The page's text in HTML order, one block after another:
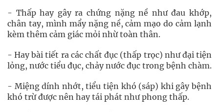
- Thấp hay gây ra chứng nặng nề như đau khớp,
chân tay, mình mẩy nặng nề, cảm mạo do cảm lạnh
kèm thêm cảm giác mỏi nhừ toàn thân.
- Hay bài tiết ra các chất đục (thấp trọc) như đại tiện
lỏng, nước tiểu đục, chảy nước đục trong bệnh chàm.
- Miệng dính nhớt, tiểu tiện khó (sáp) khi gây bệnh
khó trừ được nên hay tái phát như phong thấp.